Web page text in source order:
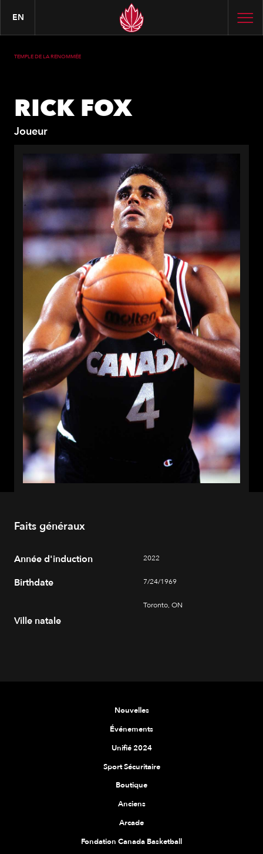
EN
TEMPLE DE LA RENOMMÉE
RICK FOX
Joueur
Faits généraux
Année d'induction 2022
Birthdate 7/24/1969
Ville natale
Toronto, ON
Nouvelles
Événements
Unifié 2024
Sport Sécuritaire
Boutique
Anciens
Arcade
Fondation Canada Basketball